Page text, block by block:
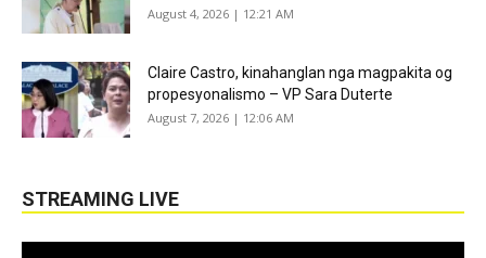
August 4, 2026 | 12:21 AM
Claire Castro, kinahanglan nga magpakita og
propesyonalismo – VP Sara Duterte
August 7, 2026 | 12:06 AM
STREAMING LIVE